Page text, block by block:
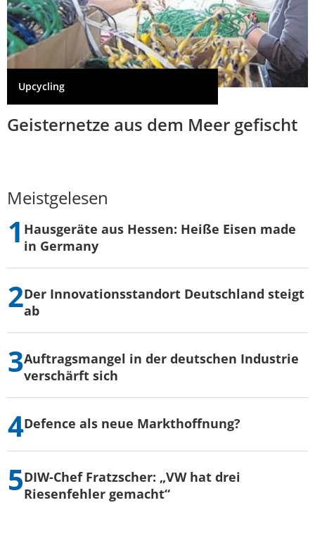
Upcycling
Geisternetze aus dem Meer gefischt
Meistgelesen
Hausgeräte aus Hessen: Heiße Eisen made
in Germany
Der Innovationsstandort Deutschland steigt
ab
Auftragsmangel in der deutschen Industrie
verschärft sich
Defence als neue Markthoffnung?
DIW-Chef Fratzscher: „VW hat drei
Riesenfehler gemacht“